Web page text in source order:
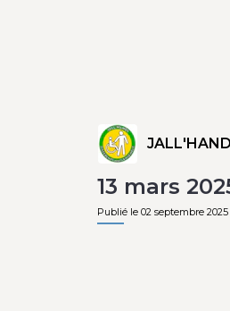
13 mars
Publié le 02 septembre 2025